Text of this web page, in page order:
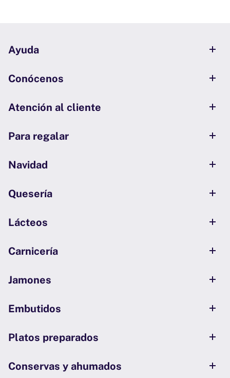
Ayuda
Conócenos
Atención al cliente
Para regalar
Navidad
Quesería
Lácteos
Carnicería
Jamones
Embutidos
Platos preparados
Conservas y ahumados